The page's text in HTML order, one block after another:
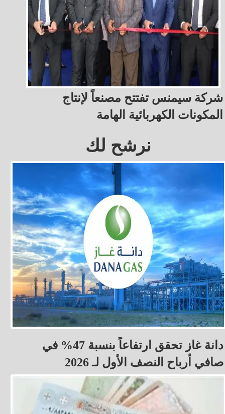
شركة سيمنس تفتتح مصنعاً لإنتاج
المكونات الكهربائية الهامة
نرشح لك
دانة غاز تحقق ارتفاعاً بنسبة 47% في
صافي أرباح النصف الأول لـ 2026